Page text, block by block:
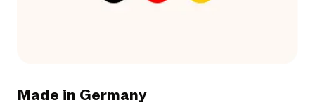
Made in Germany